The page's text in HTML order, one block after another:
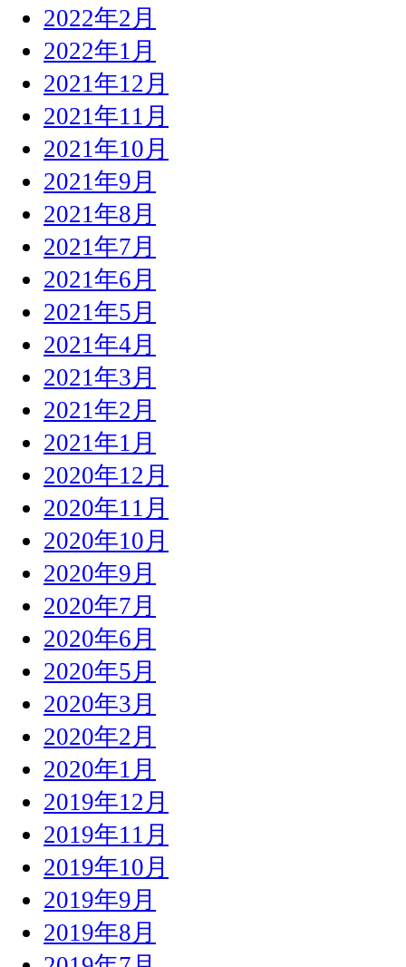
2022年2月
2022年1月
2021年12月
2021年11月
2021年10月
2021年9月
2021年8月
2021年7月
2021年6月
2021年5月
2021年4月
2021年3月
2021年2月
2021年1月
2020年12月
2020年11月
2020年10月
2020年9月
2020年7月
2020年6月
2020年5月
2020年3月
2020年2月
2020年1月
2019年12月
2019年11月
2019年10月
2019年9月
2019年8月